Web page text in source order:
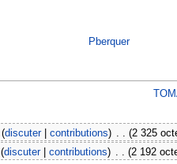
Pberquer
(discuter| contributions) (2 325
(discuter| contributions) (2 192